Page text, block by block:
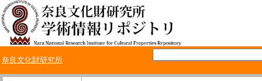
奈良文化財研究所